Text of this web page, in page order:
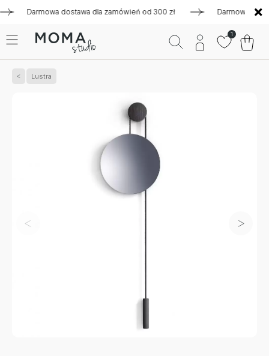
Darmowa dostawa dla zamówień od 300 zł Darmowa dostawa
1
Lustra